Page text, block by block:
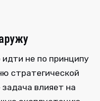
не по принципу
стратегической
влияет на